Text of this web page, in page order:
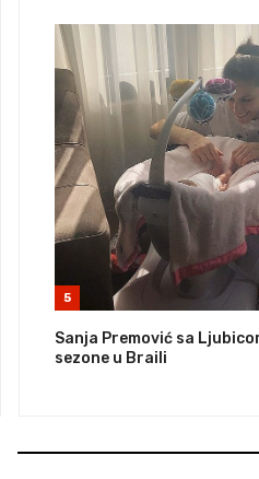
5
Sanja Premović sa
sezone u Braili